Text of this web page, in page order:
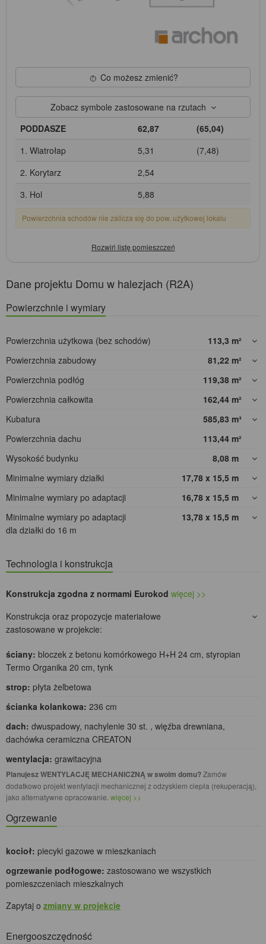
Co możesz zmienić?
Zobacz symbole zastosowane na rzutach
PODDASZE
62,87
(65,04)
1. Wiatrołap
5,31
(7,48)
2. Korytarz
2,54
3. Hol
5,88
Powierzchnia schodów nie zalicza się do pow. użytkowej lokalu
Dane projektu Domu w halezjach (R2A)
Powierzchnie i wymiary
Powierzchnia użytkowa (bez schodów) 113,3 m²
Powierzchnia zabudowy
81,22 m²
Powierzchnia podłóg
119,38 m²
Powierzchnia całkowita
162,44 m²
Kubatura
585,83 m³
Powierzchnia dachu
113,44 m²
Wysokość budynku
8,08 m
Minimalne wymiary działki
17,78 x 15,5 m
Minimalne wymiary po adaptacji
16,78 x 15,5 m
Minimalne wymiary po adaptacji
dla działki do 16 m
13,78 x 15,5 m
Technologia i konstrukcja
Konstrukcja zgodna z normami Eurokod więcej >>
Konstrukcja oraz propozycje materiałowe
zastosowane w projekcie:
ściany: bloczek z betonu komórkowego H+H 24 cm, styropian
Termo Organika 20 cm, tynk
strop: płyta żelbetowa
ścianka kolankowa: 236 cm
dach: dwuspadowy, nachylenie 30 st. , więźba drewniana,
dachówka ceramiczna CREATON
wentylacja: grawitacyjna
Planujesz WENTYLACJĘ MECHANICZNĄ w swoim domu?Zamów
dodatkowo projekt wentylacji mechanicznej z odzyskiem ciepła (rekuperacją),
jako alternatywne opracowanie. więcej >>
Ogrzewanie
kocioł: piecyki gazowe w mieszkaniach
ogrzewanie podłogowe: zastosowano we wszystkich
pomieszczeniach mieszkalnych
Zapytaj o zmiany w projekcie
Energooszczędność